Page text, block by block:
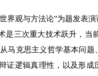
观与方法论”为题发表演
是三次重大技术跃升，当
马克思主义哲学基本问
证逻辑真理性，以及形